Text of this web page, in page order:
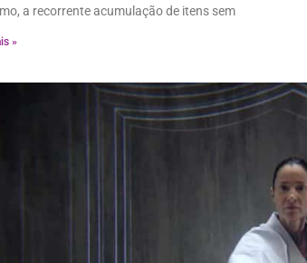
a recorrente acumulação de itens sem
»